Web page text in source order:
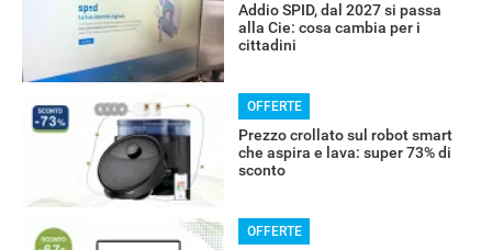
Addio SPID, dal 2027 si passa
alla Cie: cosa cambia per i
cittadini
OFFERTE
Prezzo crollato sul robot smart
che aspira e lava: super 73% di
sconto
OFFERTE